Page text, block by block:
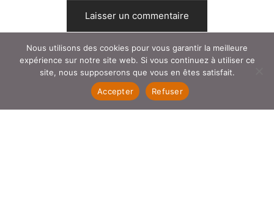
Nous utilisons des cookies pour vous garantir la meilleure
expérience sur notre site web. Si vous continuez à utiliser ce
site, nous supposerons que vous en êtes satisfait.
Accepter
Refuser